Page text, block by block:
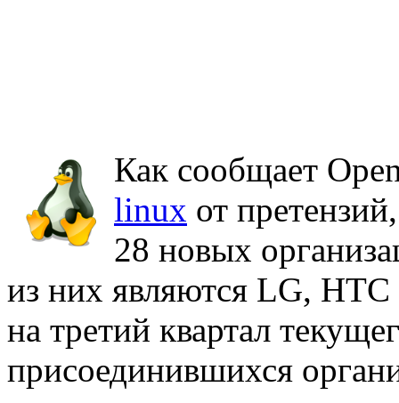
Как сообщает
linux от
28 новых
из них являются LG,
на третий квартал
присоединившихся